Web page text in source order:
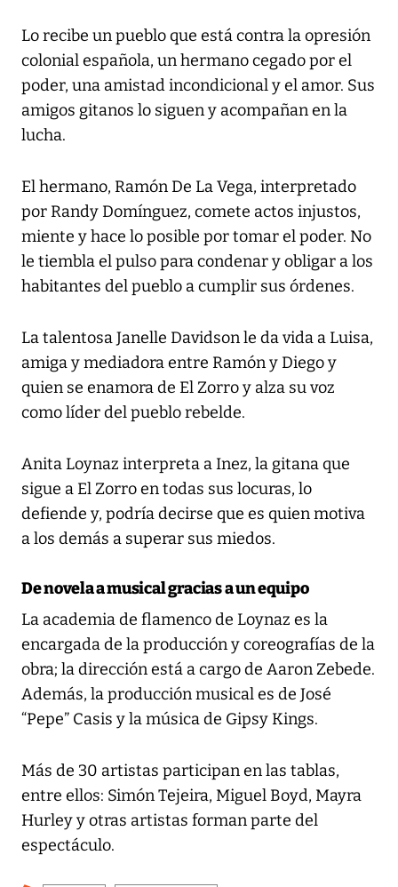
Lo recibe un pueblo que está contra la opresión
colonial española, un hermano cegado por el
poder, una amistad incondicional y el amor. Sus
amigos gitanos lo siguen y acompañan en la
lucha.
El hermano, Ramón De La Vega, interpretado
por Randy Domínguez, comete actos injustos,
miente y hace lo posible por tomar el poder. No
le tiembla el pulso para condenar y obligar a los
habitantes del pueblo a cumplir sus órdenes.
La talentosa Janelle Davidson le da vida a Luisa,
amiga y mediadora entre Ramón y Diego y
quien se enamora de El Zorro y alza su voz
como líder del pueblo rebelde.
Anita Loynaz interpreta a Inez, la gitana que
sigue a El Zorro en todas sus locuras, lo
defiende y, podría decirse que es quien motiva
a los demás a superar sus miedos.
De novela a musical gracias a un equipo
La academia de flamenco de Loynaz es la
encargada de la producción y coreografías de la
obra; la dirección está a cargo de Aaron Zebede.
Además, la producción musical es de José
“Pepe” Casis y la música de Gipsy Kings.
Más de 30 artistas participan en las tablas,
entre ellos: Simón Tejeira, Miguel Boyd, Mayra
Hurley y otras artistas forman parte del
espectáculo.